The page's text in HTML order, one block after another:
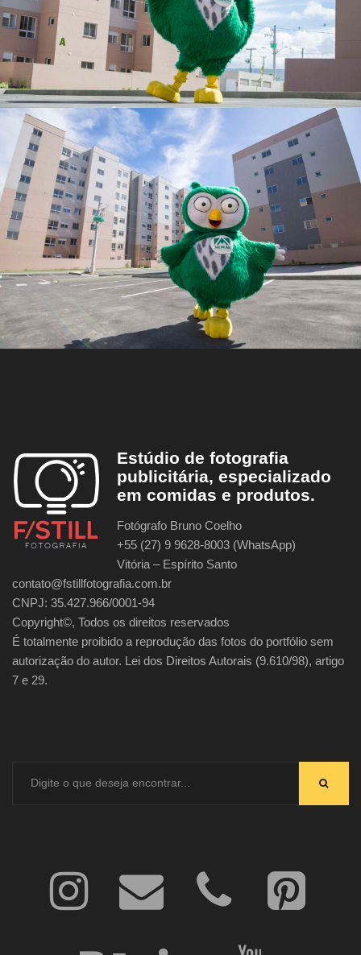
Estúdio de fotografia
publicitária, especializado
em comidas e produtos.
Fotógrafo Bruno Coelho
+55 (27) 9 9628-8003 (WhatsApp)
Vitória – Espírito Santo
contato@fstillfotografia.com.br
CNPJ: 35.427.966/0001-94
Copyright©, Todos os direitos reservados
É totalmente proibido a reprodução das fotos do portfólio sem
autorização do autor. Lei dos Direitos Autorais (9.610/98), artigo
7 e 29.